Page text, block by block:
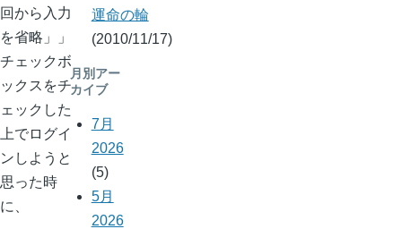
回から入力
を省略
」
チェックボ
ックスをチ
ェックした
上でログイ
ンしようと
思った時
に、
運命の輪
(2010/11/17)
月別アー
カイブ
7月
2026
(5)
5月
2026